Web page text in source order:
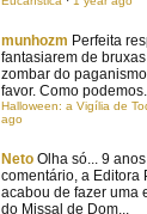
munhozm Perfeita
fantasiarem de
zombar do
favor. Como podemos...
Halloween: a Vigília de
ago
Neto Olha só... 9
comentário, a Editora
acabou de fazer uma
do Missal de Dom...